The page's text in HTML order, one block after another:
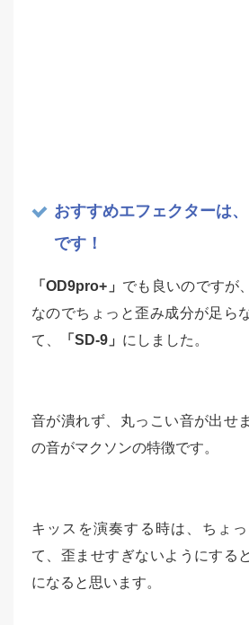
おすすめエフェクターは
です！
「OD9pro+」 でも良いのですが
なのでちょっと歪み成分が足ら
て、
「SD-9」 にしました。
音が潰れず、丸っこい音が出せ
の音がマクソンの特徴です。
キッスを演奏する時は、ちょ
て、歪ませすぎないようにする
になると思います。